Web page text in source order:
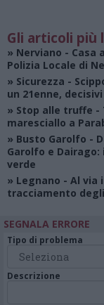
Gli articoli più
» Nerviano - Casa
Polizia Locale di
» Sicurezza -
un 21enne,
» Stop alle truffe -
maresciallo a
» Busto Garolfo -
Garolfo e
verde
» Legnano - Al via
tracciamento
SEGNALA ERRORE
Tipo di problema
Descrizione